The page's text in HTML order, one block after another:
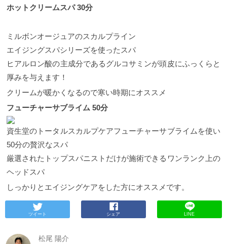
ホットクリームスパ 30分
ミルボンオージュアのスカルプライン
エイジングスパシリーズを使ったスパ
ヒアルロン酸の主成分であるグルコサミンが頭皮にふっくらと
厚みを与えます！
クリームが暖かくなるので寒い時期にオススメ
フューチャーサブライム 50分
資生堂のトータルスカルプケアフューチャーサブライムを使い
50分の贅沢なスパ
厳選されたトップスパニストだけが施術できるワンランク上の
ヘッドスパ
しっかりとエイジングケアをした方にオススメです。
ツイート シェア LINE
松尾 陽介